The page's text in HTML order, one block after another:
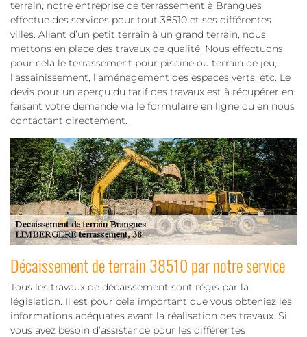
terrain, notre entreprise de terrassement à Brangues
effectue des services pour tout 38510 et ses différentes
villes. Allant d’un petit terrain à un grand terrain, nous
mettons en place des travaux de qualité. Nous effectuons
pour cela le terrassement pour piscine ou terrain de jeu,
l’assainissement, l’aménagement des espaces verts, etc. Le
devis pour un aperçu du tarif des travaux est à récupérer en
faisant votre demande via le formulaire en ligne ou en nous
contactant directement.
Décaissement de terrain 38510 par notre service
Tous les travaux de décaissement sont régis par la
législation. Il est pour cela important que vous obteniez les
informations adéquates avant la réalisation des travaux. Si
vous avez besoin d’assistance pour les différentes